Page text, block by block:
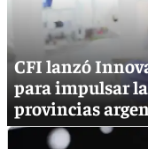
CFI lanzó
para impulsar
provincias